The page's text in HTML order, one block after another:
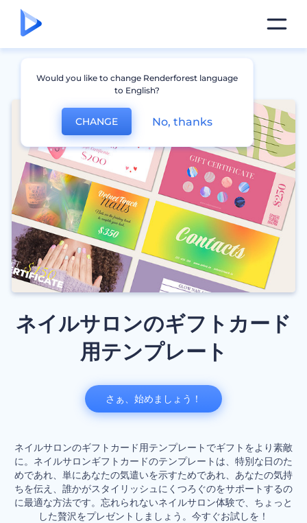
ネイルサロンのギフトカード
用テンプレート
ネイルサロンのギフトカード用テンプレートでギフトをより素敵
に。ネイルサロンギフトカードのテンプレートは、特別な日のた
めであれ、単にあなたの気遣いを示すためであれ、あなたの気持
ちを伝え、誰かがスタイリッシュにくつろぐのをサポートするの
に最適な方法です。忘れられないネイルサロン体験で、ちょっと
した贅沢をプレゼントしましょう。今すぐお試しを！
さぁ、始めましょう！
Would you like to change Renderforest language
to English?
CHANGE No, thanks